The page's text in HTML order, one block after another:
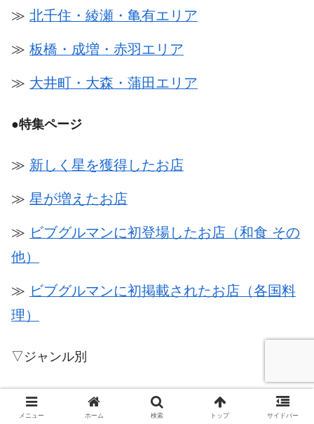
≫ 北千住・綾瀬・亀有エリア
≫ 板橋・成増・赤羽エリア
≫ 大井町・大森・蒲田エリア
●特集ページ
≫ 新しく星を獲得したお店
≫ 星が増えたお店
≫ ビブグルマンに初登場したお店（和食 その
他）
≫ ビブグルマンに初掲載されたお店（各国料
理）
▽ジャンル別
≫ラーメン［一つ星★＆ビブグルマン］
メニュー ホーム 検索 トップ サイドバー